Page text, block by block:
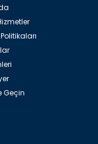
Meşhur Çorbaları,
Geçin